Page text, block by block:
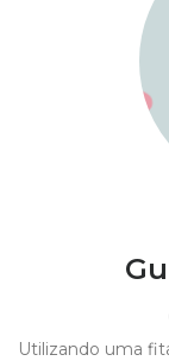
Utilizando uma